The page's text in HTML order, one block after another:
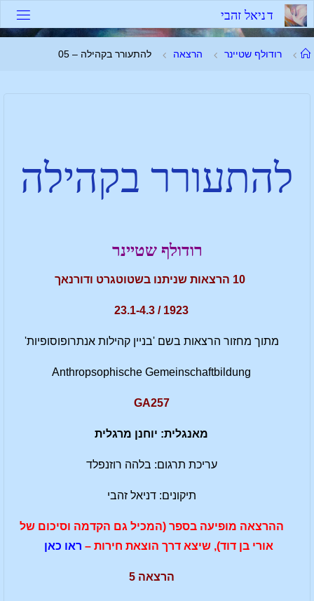
דניאל זהבי
רודולף שטיינר הרצאה להתעורר בקהילה – 05
להתעורר בקהילה
רודולף שטיינר
1923 / 23.1-4.3
מתוך מחזור הרצאות בשם 'בניין קהילות אנתרופוסופיות'
Anthropsophische Gemeinschaftbildung
GA257
מאנגלית: יוחנן מרגלית
עריכת תרגום: בלהה רוזנפלד
תיקונים: דניאל זהבי
ההרצאה מופיעה בספר (המכיל גם הקדמה וסיכום של
אורי בן דוד), שיצא דרך הוצאת חירות – ראו כאן
הרצאה 5